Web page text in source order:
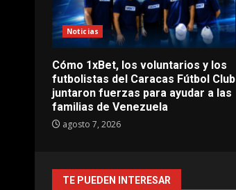
Noticias
Cómo 1xBet, los voluntarios y los
futbolistas del Caracas Fútbol Club
juntaron fuerzas para ayudar a las
familias de Venezuela
agosto 7, 2026
TE PUEDEN INTERESAR